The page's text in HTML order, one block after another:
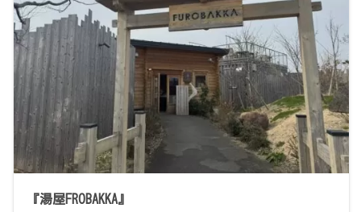
『湯屋FROBAKKA』